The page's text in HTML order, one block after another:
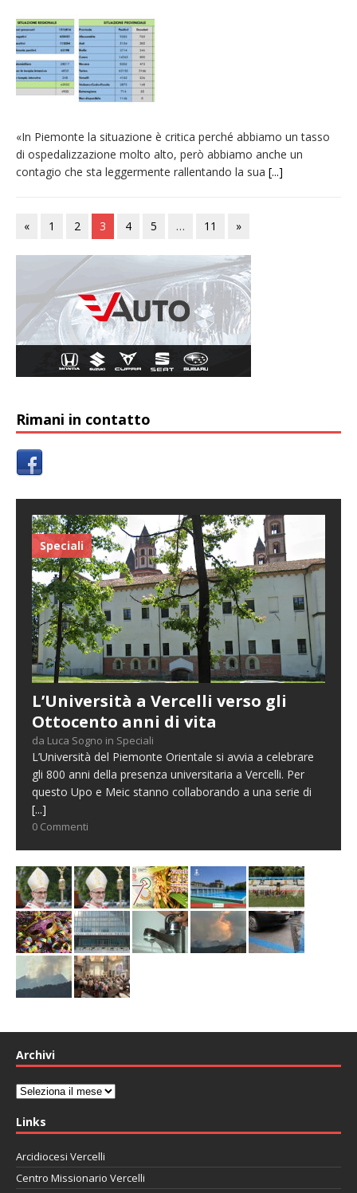
«In Piemonte la situazione è critica perché abbiamo un tasso
di ospedalizzazione molto alto, però abbiamo anche un
contagio che sta leggermente rallentando la sua [...]
« 1 2 3 4 5 … 11 »
Rimani in contatto
Speciali
L’Università a Vercelli verso gli
Ottocento anni di vita
da Luca Sogno in Speciali
L’Università del Piemonte Orientale si avvia a celebrare
gli 800 anni della presenza universitaria a Vercelli. Per
questo Upo e Meic stanno collaborando a una serie di
[...]
0 Commenti
Archivi
Archivi
Links
Arcidiocesi Vercelli
Centro Missionario Vercelli